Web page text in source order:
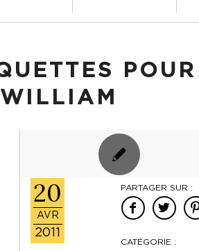
WILLIAM
20
AVR
2011
PARTAGER SUR :
CATÉGORIE :